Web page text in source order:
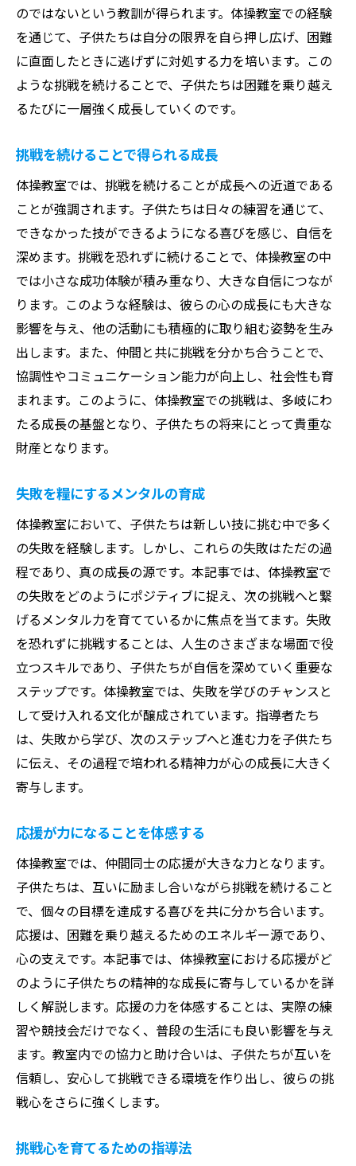
のではないという教訓が得られます。体操教室での経験
を通じて、子供たちは自分の限界を自ら押し広げ、困難
に直面したときに逃げずに対処する力を培います。この
ような挑戦を続けることで、子供たちは困難を乗り越え
るたびに一層強く成長していくのです。
挑戦を続けることで得られる成長
体操教室では、挑戦を続けることが成長への近道である
ことが強調されます。子供たちは日々の練習を通じて、
できなかった技ができるようになる喜びを感じ、自信を
深めます。挑戦を恐れずに続けることで、体操教室の中
では小さな成功体験が積み重なり、大きな自信につなが
ります。このような経験は、彼らの心の成長にも大きな
影響を与え、他の活動にも積極的に取り組む姿勢を生み
出します。また、仲間と共に挑戦を分かち合うことで、
協調性やコミュニケーション能力が向上し、社会性も育
まれます。このように、体操教室での挑戦は、多岐にわ
たる成長の基盤となり、子供たちの将来にとって貴重な
財産となります。
失敗を糧にするメンタルの育成
体操教室において、子供たちは新しい技に挑む中で多く
の失敗を経験します。しかし、これらの失敗はただの過
程であり、真の成長の源です。本記事では、体操教室で
の失敗をどのようにポジティブに捉え、次の挑戦へと繋
げるメンタル力を育てているかに焦点を当てます。失敗
を恐れずに挑戦することは、人生のさまざまな場面で役
立つスキルであり、子供たちが自信を深めていく重要な
ステップです。体操教室では、失敗を学びのチャンスと
して受け入れる文化が醸成されています。指導者たち
は、失敗から学び、次のステップへと進む力を子供たち
に伝え、その過程で培われる精神力が心の成長に大きく
寄与します。
応援が力になることを体感する
体操教室では、仲間同士の応援が大きな力となります。
子供たちは、互いに励まし合いながら挑戦を続けること
で、個々の目標を達成する喜びを共に分かち合います。
応援は、困難を乗り越えるためのエネルギー源であり、
心の支えです。本記事では、体操教室における応援がど
のように子供たちの精神的な成長に寄与しているかを詳
しく解説します。応援の力を体感することは、実際の練
習や競技会だけでなく、普段の生活にも良い影響を与え
ます。教室内での協力と助け合いは、子供たちが互いを
信頼し、安心して挑戦できる環境を作り出し、彼らの挑
戦心をさらに強くします。
挑戦心を育てるための指導法